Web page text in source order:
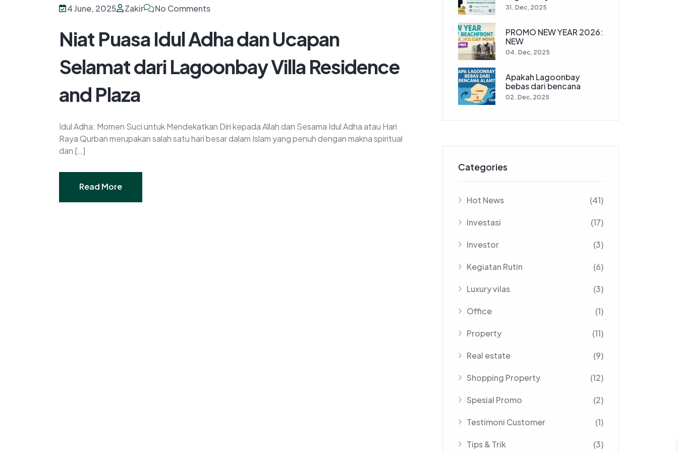
4 June, 2025 Zakir No Comments
Niat Puasa Idul Adha dan Ucapan
Selamat dari Lagoonbay Villa Residence
and Plaza
Idul Adha: Momen Suci untuk Mendekatkan Diri kepada Allah dan Sesama Idul Adha atau Hari
Raya Qurban merupakan salah satu hari besar dalam Islam yang penuh dengan makna spiritual
dan […]
Read More
31. Dec, 2025
PROMO NEW YEAR 2026:
NEW
04. Dec, 2025
Apakah Lagoonbay
bebas dari bencana
02. Dec, 2025
Categories
Hot News (41)
Investasi (17)
Investor (3)
Kegiatan Rutin (6)
Luxury vilas (3)
Office (1)
Property (11)
Real estate (9)
Shopping Property (12)
Spesial Promo (2)
Testimoni Customer (1)
Tips & Trik (3)